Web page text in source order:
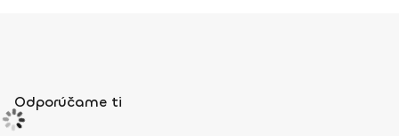
Odporúčame ti